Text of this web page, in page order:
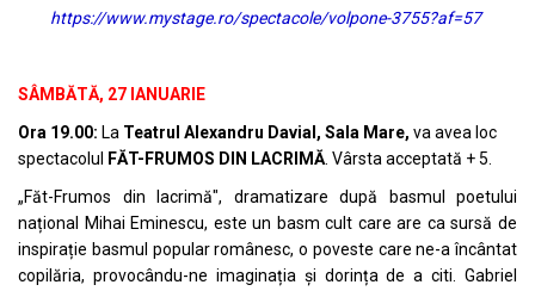
https://www.mystage.ro/spectacole/volpone-3755?af=57
SÂMBĂTĂ, 27 IANUARIE
Ora 19.00: La Teatrul Alexandru Davial, Sala Mare, va avea loc
spectacolul
FĂT-FRUMOS DIN LACRIMĂ . Vârsta acceptată + 5.
„Făt-Frumos din lacrimă", dramatizare după basmul poetului
național Mihai Eminescu, este un basm cult care are ca sursă de
inspirație basmul popular românesc, o poveste care ne-a încântat
copilăria, provocându-ne imaginația și dorința de a citi. Gabriel